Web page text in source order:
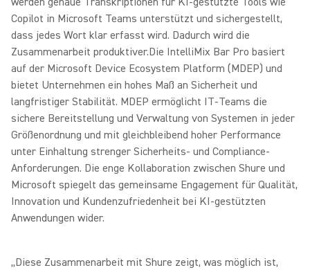
Copilot in Microsoft Teams unterstützt und sichergestellt,
dass jedes Wort klar erfasst wird. Dadurch wird die
Zusammenarbeit produktiver.Die IntelliMix Bar Pro basiert
auf der Microsoft Device Ecosystem Platform (MDEP) und
bietet Unternehmen ein hohes Maß an Sicherheit und
langfristiger Stabilität. MDEP ermöglicht IT-Teams die
sichere Bereitstellung und Verwaltung von Systemen in jeder
Größenordnung und mit gleichbleibend hoher Performance
unter Einhaltung strenger Sicherheits- und Compliance-
Anforderungen. Die enge Kollaboration zwischen Shure und
Microsoft spiegelt das gemeinsame Engagement für Qualität,
Innovation und Kundenzufriedenheit bei KI-gestützten
Anwendungen wider.
„Diese Zusammenarbeit mit Shure zeigt, was möglich ist,